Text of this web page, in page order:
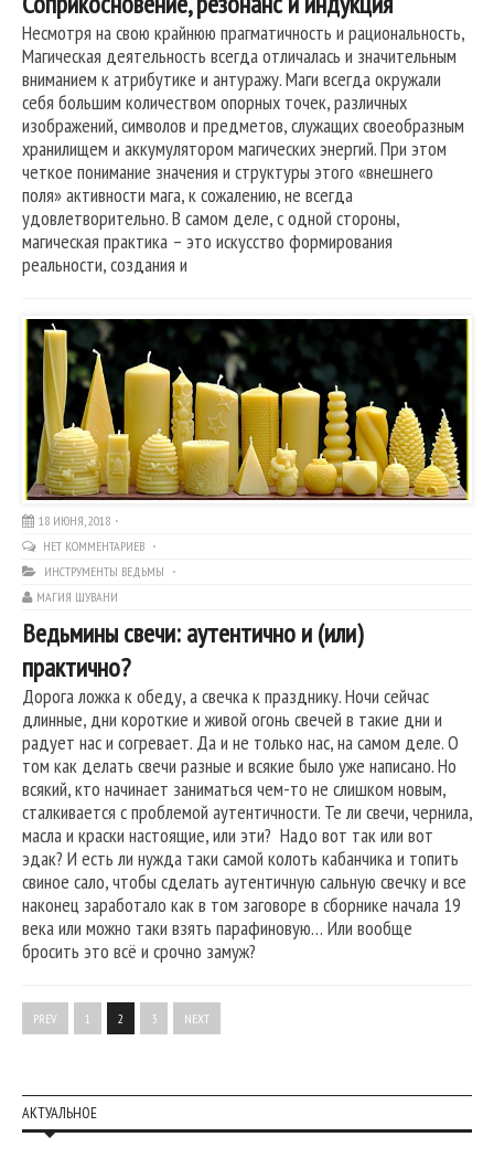
Несмотря на свою крайнюю прагматичность и рациональность,
Магическая деятельность всегда отличалась и значительным
вниманием к атрибутике и антуражу. Маги всегда окружали
себя большим количеством опорных точек, различных
изображений, символов и предметов, служащих своеобразным
хранилищем и аккумулятором магических энергий. При этом
четкое понимание значения и структуры этого «внешнего
поля» активности мага, к сожалению, не всегда
удовлетворительно. В самом деле, с одной стороны,
магическая практика – это искусство формирования
реальности, создания и
18 ИЮНЯ, 2018
НЕТ КОММЕНТАРИЕВ
ИНСТРУМЕНТЫ ВЕДЬМЫ
МАГИЯ ШУВАНИ
Ведьмины свечи: аутентично и (или)
практично?
Дорога ложка к обеду, а свечка к празднику. Ночи сейчас
длинные, дни короткие и живой огонь свечей в такие дни и
радует нас и согревает. Да и не только нас, на самом деле. О
том как делать свечи разные и всякие было уже написано. Но
всякий, кто начинает заниматься чем-то не слишком новым,
сталкивается с проблемой аутентичности. Те ли свечи, чернила,
масла и краски настоящие, или эти? Надо вот так или вот
эдак? И есть ли нужда таки самой колоть кабанчика и топить
свиное сало, чтобы сделать аутентичную сальную свечку и все
наконец заработало как в том заговоре в сборнике начала 19
века или можно таки взять парафиновую… Или вообще
бросить это всё и срочно замуж?
PREV 1 2 3 NEXT
АКТУАЛЬНОЕ